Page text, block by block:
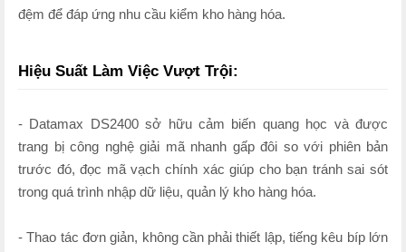
đệm để đáp ứng nhu cầu kiểm kho hàng hóa.
Hiệu Suất Làm Việc Vượt Trội:
- Datamax DS2400 sở hữu cảm biến quang học và được
trang bị công nghệ giải mã nhanh gấp đôi so với phiên bản
trước đó, đọc mã vạch chính xác giúp cho bạn tránh sai sót
trong quá trình nhập dữ liệu, quản lý kho hàng hóa.
- Thao tác đơn giản, không cần phải thiết lập, tiếng kêu bíp lớn